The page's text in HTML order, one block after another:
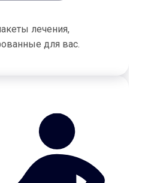
лечения,
для вас.